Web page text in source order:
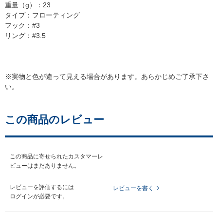
重量（g）：23
タイプ：フローティング
フック：#3
リング：#3.5
※実物と色が違って見える場合があります。あらかじめご了承下さ
い。
この商品のレビュー
この商品に寄せられたカスタマーレ
ビューはまだありません。
レビューを評価するには
ログインが必要です。
レビューを書く